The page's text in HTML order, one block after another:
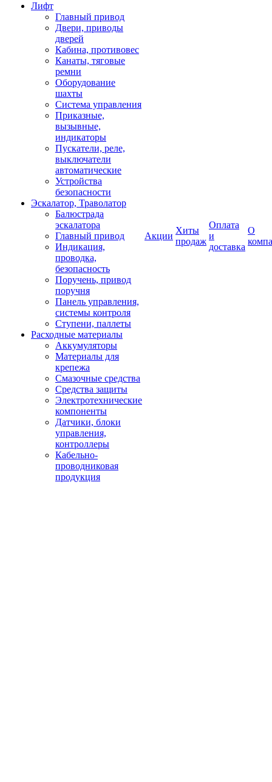
Лифт
Главный привод
Двери, приводы
дверей
Кабина, противовес
Канаты, тяговые
ремни
Оборудование
шахты
Система управления
Приказные,
вызывные,
индикаторы
Пускатели, реле,
выключатели
автоматические
Устройства
безопасности
Эскалатор, Траволатор
Балюстрада
эскалатора
Главный привод
Индикация,
проводка,
безопасность
Поручень, привод
поручня
Панель управления,
системы контроля
Ступени, паллеты
Расходные материалы
Аккумуляторы
Материалы для
крепежа
Смазочные средства
Средства защиты
Электротехнические
компоненты
Датчики, блоки
управления,
контроллеры
Кабельно-
проводниковая
продукция
Акции
Хиты
продаж
Оплата
и
доставка
О